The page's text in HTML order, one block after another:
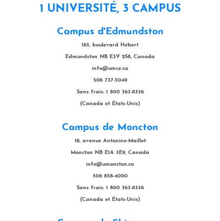
1 UNIVERSITÉ, 3 CAMPUS
Campus d'Edmundston
165, boulevard Hébert
Edmundston NB E3V 2S8, Canada
info@umce.ca
506 737-5049
Sans frais: 1 800 363-8336
(Canada et États-Unis)
Campus de Moncton
18, avenue Antonine-Maillet
Moncton NB E1A 3E9, Canada
info@umoncton.ca
506 858-4000
Sans frais: 1 800 363-8336
(Canada et États-Unis)